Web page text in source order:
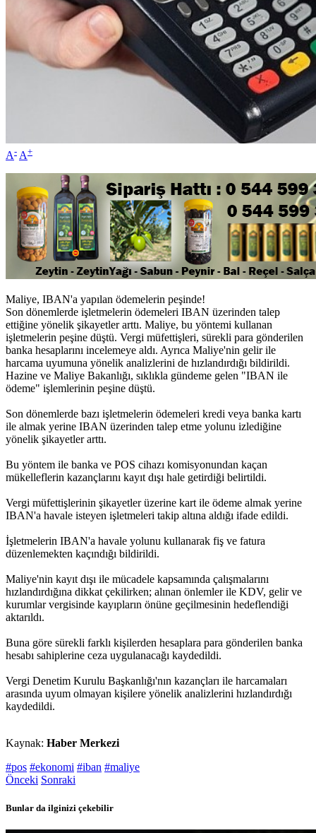
A- A+
Maliye, IBAN'a yapılan ödemelerin peşinde!
Son dönemlerde işletmelerin ödemeleri IBAN üzerinden talep
ettiğine yönelik şikayetler arttı. Maliye, bu yöntemi kullanan
işletmelerin peşine düştü. Vergi müfettişleri, sürekli para gönderilen
banka hesaplarını incelemeye aldı. Ayrıca Maliye'nin gelir ile
harcama uyumuna yönelik analizlerini de hızlandırdığı bildirildi.
Hazine ve Maliye Bakanlığı, sıklıkla gündeme gelen "IBAN ile
ödeme" işlemlerinin peşine düştü.
Son dönemlerde bazı işletmelerin ödemeleri kredi veya banka kartı
ile almak yerine IBAN üzerinden talep etme yolunu izlediğine
yönelik şikayetler arttı.
Bu yöntem ile banka ve POS cihazı komisyonundan kaçan
mükelleflerin kazançlarını kayıt dışı hale getirdiği belirtildi.
Vergi müfettişlerinin şikayetler üzerine kart ile ödeme almak yerine
IBAN'a havale isteyen işletmeleri takip altına aldığı ifade edildi.
İşletmelerin IBAN'a havale yolunu kullanarak fiş ve fatura
düzenlemekten kaçındığı bildirildi.
Maliye'nin kayıt dışı ile mücadele kapsamında çalışmalarını
hızlandırdığına dikkat çekilirken; alınan önlemler ile KDV, gelir ve
kurumlar vergisinde kayıpların önüne geçilmesinin hedeflendiği
aktarıldı.
Buna göre sürekli farklı kişilerden hesaplara para gönderilen banka
hesabı sahiplerine ceza uygulanacağı kaydedildi.
Vergi Denetim Kurulu Başkanlığı'nın kazançları ile harcamaları
arasında uyum olmayan kişilere yönelik analizlerini hızlandırdığı
kaydedildi.
Kaynak: Haber Merkezi
#pos #ekonomi #iban #maliye
Önceki Sonraki
Bunlar da ilginizi çekebilir